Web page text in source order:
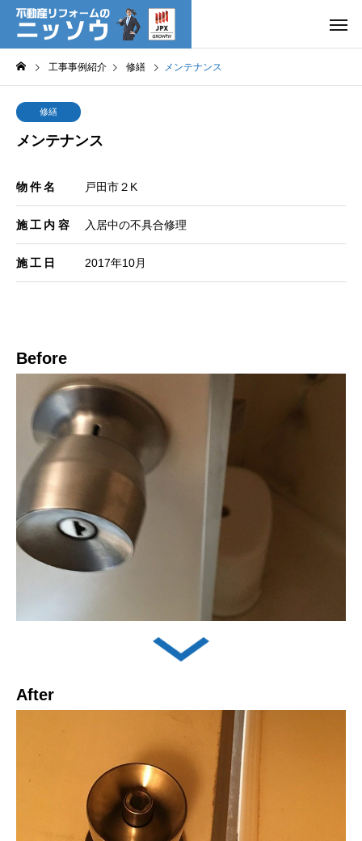
工事事例紹介 修繕 メンテナンス
修繕
メンテナンス
物件名 戸田市２K
施工内容 入居中の不具合修理
施工日 2017年10月
Before
After